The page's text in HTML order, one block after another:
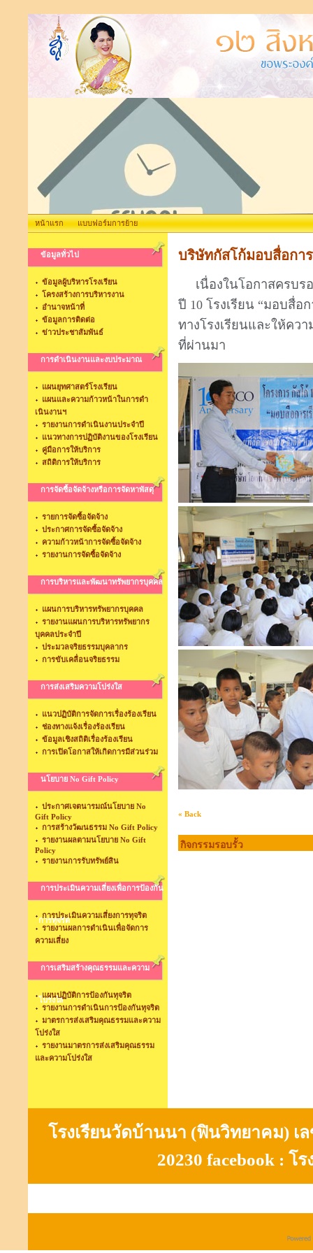
หน้าแรก แบบฟอร์มการย้าย
ข้อมูลทั่วไป
ข้อมูลผู้บริหารโรงเรียน
โครงสร้างการบริหารงาน
อำนาจหน้าที่
ข้อมูลการติดต่อ
ข่าวประชาสัมพันธ์
การดำเนินงานและงบประมาณ
แผนยุทศาสตร์โรงเรียน
แผนและความก้าวหน้าในการดำ
เนินงานฯ
รายงานการดำเนินงานประจำปี
แนวทางการปฏิบัติงานของโรงเรียน
คู่มือการให้บริการ
สถิติการให้บริการ
การจัดซื้อจัดจ้างหรือการจัดหาพัสดุ
รายการจัดซื้อจัดจ้าง
ประกาศการจัดซื้อจัดจ้าง
ความก้าวหน้าการจัดซื้อจัดจ้าง
รายงานการจัดซื้อจัดจ้าง
การบริหารและพัฒนาทรัพยากรบุคคล
แผนการบริหารทรัพยากรบุคคล
รายงานแผนการบริหารทรัพยากร
บุคคลประจำปี
ประมวลจริยธรรมบุคลากร
การขับเคลื่อนจริยธรรม
การส่งเสริมความโปร่งใส
แนวปฏิบัติการจัดการเรื่องร้องเรียน
ช่องทางแจ้งเรื่องร้องเรียน
ข้อมูลเชิงสถิติเรื่องร้องเรียน
การเปิดโอกาสให้เกิดการมีส่วนร่วม
นโยบาย No Gift Policy
ประกาศเจตนารมณ์นโยบาย No
Gift Policy
การสร้างวัฒนธรรม No Gift Policy
รายงานผลตามนโยบาย No Gift
Policy
รายงานการรับทรัพย์สิน
การประเมินความเสี่ยงเพื่อการป้องกัน
การทุจริต
การประเมินความเสี่ยงการทุจริต
รายงานผลการดำเนินเพื่อจัดการ
ความเสี่ยง
การเสริมสร้างคุณธรรมและความ
โปร่งใส
แผนปฏิบัติการป้องกันทุจริต
รายงานการดำเนินการป้องกันทุจริต
มาตรการส่งเสริมคุณธรรมและความ
โปร่งใส
รายงานมาตรการส่งเสริมคุณธรรม
และความโปร่งใส
บริษัทกัสโก้มอบสื่อกา
เนื่องในโอกาสครบรอ
ปี 10 โรงเรียน “มอบสื่อ
ทางโรงเรียนและให้คว
ที่ผ่านมา
« Back
กิจกรรมรอบรั้ว
โรงเรียนวัดบ้านนา (ฟินวิทยาคม) เ
20230 facebook :